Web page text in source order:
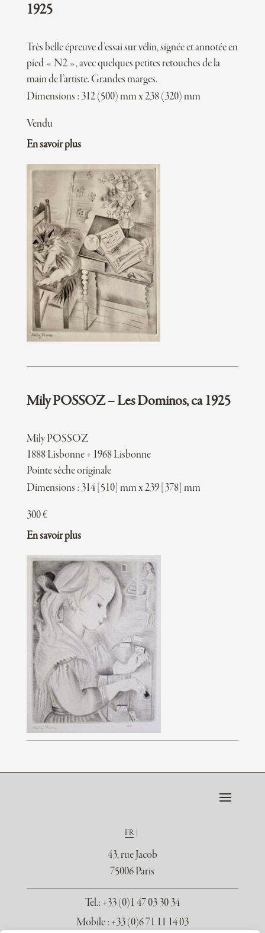
1925
Très belle épreuve d’essai sur vélin, signée et annotée en
pied « N2 », avec quelques petites retouches de la
main de l’artiste. Grandes marges.
Dimensions : 312 (500) mm x 238 (320) mm
Vendu
En savoir plus
Mily POSSOZ – Les Dominos, ca 1925
Mily POSSOZ
1888 Lisbonne + 1968 Lisbonne
Pointe sèche originale
Dimensions : 314 [510] mm x 239 [378] mm
300€
En savoir plus
FR
43, rue Jacob
75006 Paris
Tel.: +33 (0)1 47 03 30 34
Mobile : +33 (0)6 71 11 14 03